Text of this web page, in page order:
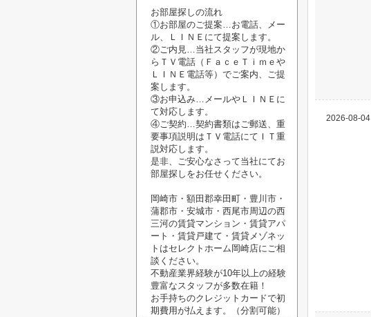
2026-08-04
お部屋探しの流れ
①お部屋のご提案…お電話、メー
ル、ＬＩＮＥにて提案します。
②ご内見…当社スタッフが現地か
らＴＶ電話（ＦａｃｅＴｉｍｅや
ＬＩＮＥ電話等）でご案内、ご提
案します。
③お申込み…メールやＬＩＮＥに
て対応します。
④ご契約…契約書類はご郵送、重
要事項説明はＴＶ電話にてＩＴ重
説対応します。
是非、ご安心なさって当社にてお
部屋探しをお任せください。
岡崎市・額田郡幸田町・豊川市・
蒲郡市・安城市・西尾市周辺の西
三河の賃貸マンション・賃貸アパ
ート・賃貸戸建て・賃貸メゾネッ
トはセレクトホーム岡崎店にご相
談ください。
不動産業界経験が10年以上の経験
豊富なスタッフが多数在籍！
お手持ちのクレジットカードで初
期費用が払えます。（分割可能）